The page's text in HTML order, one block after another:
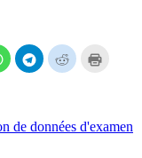
Cliquez
pour
partager
dans
une
Cliquez
pour
partager
dans
une
Cliquez
pour
dans
une fenêtre)
de données d'examen